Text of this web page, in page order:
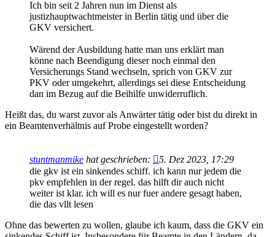
Ich bin seit 2 Jahren nun im Dienst als
justizhauptwachtmeister in Berlin tätig und über die
GKV versichert.
Wärend der Ausbildung hatte man uns erklärt man
könne nach Beendigung dieser noch einmal den
Versicherungs Stand wechseln, sprich von GKV zur
PKV oder umgekehrt, allerdings sei diese Entscheidung
dan im Bezug auf die Beihilfe unwiderruflich.
Heißt das, du warst zuvor als Anwärter tätig oder bist du direkt in
ein Beamtenverhältnis auf Probe eingestellt worden?
stuntmanmike hat geschrieben:
5. Dez 2023, 17:29
die gkv ist ein sinkendes schiff. ich kann nur jedem die
pkv empfehlen in der regel. das hilft dir auch nicht
weiter ist klar. ich will es nur fuer andere gesagt haben,
die das vllt lesen
Ohne das bewerten zu wollen, glaube ich kaum, dass die GKV ein